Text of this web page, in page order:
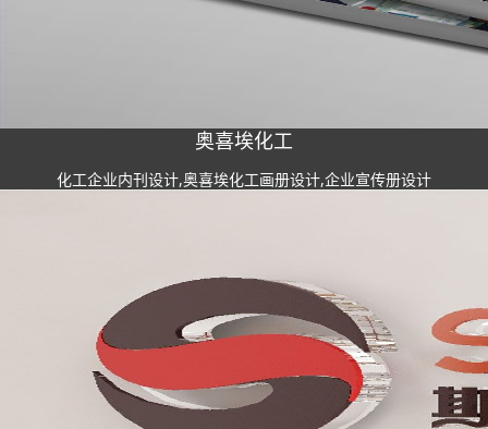
奥喜埃化工
化工企业内刊设计,奥喜埃化工画册设计,企业宣传册设计